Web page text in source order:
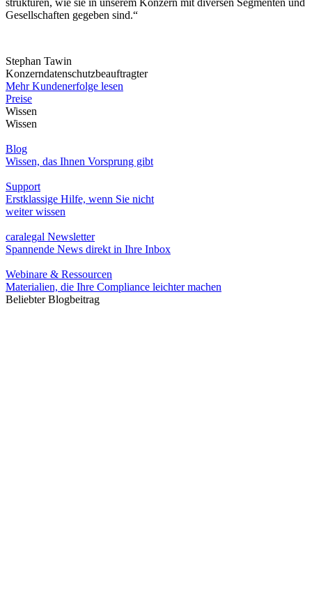
strukturen, wie sie in unserem Konzern mit diversen Segmenten und
Gesellschaften gegeben sind.“
Stephan Tawin
Konzerndatenschutzbeauftragter
Mehr Kundenerfolge lesen
Preise
Wissen
Wissen
Blog
Wissen, das Ihnen Vorsprung gibt
Support
Erstklassige Hilfe, wenn Sie nicht
weiter wissen
caralegal Newsletter
Spannende News direkt in Ihre Inbox
Webinare & Ressourcen
Materialien, die Ihre Compliance leichter machen
Beliebter Blogbeitrag